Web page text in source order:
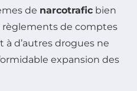
de narcotrafic bien
règlements de comptes
à d’autres drogues ne
expansion des